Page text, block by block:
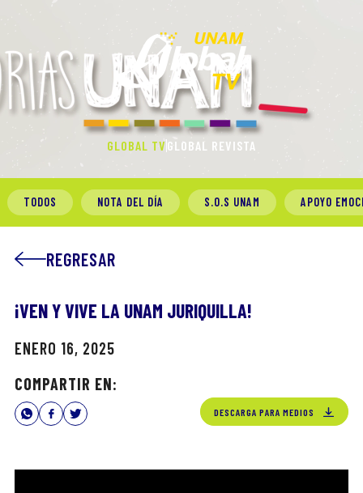
GLOBAL TV GLOBAL REVISTA
TODOS NOTA DEL DÍA S.O.S UNAM APOYO
REGRESAR
¡VEN Y VIVE LA UNAM JURIQUILLA!
ENERO 16, 2025
COMPARTIR EN:
DESCARGA PARA MEDIOS